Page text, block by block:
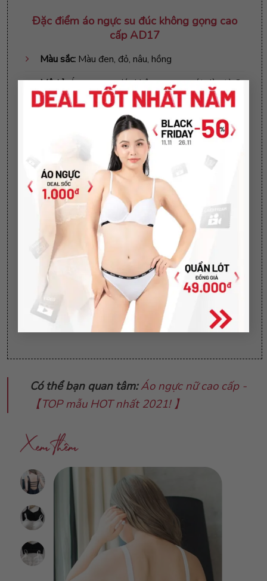
×
Đặc điểm áo ngực su đúc không gọng cao
cấp AD17
Màu sắc: Màu đen, đỏ, nâu, hồng
Mô tả:Áo ngực su đúc không gọng, mút dày từ 3
đến 4 phân
34, 36, 38
su đúc chất liệu thông thoáng, không
gây vết hằn vòng 1
Cách vệ sinh áo ngực su đúc không gọng
cao cấp AD17
Không sử dụng chất tẩy rửa làm mềm
Không giặt bằng nước nóng, không giặt sấy
Không phơi trực tiếp dưới ánh nắng mặt trời
Nên lộn trái quần áo trước khi giặt
Có thể bạn quan tâm:Áo ngực nữ cao cấp -
【TOP mẫu HOT nhất 2021! 】